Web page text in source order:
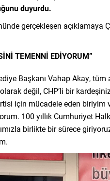
duyurdu.
gerçekleşen açıklamaya
TEMENNİ EDİYORUM”
Başkanı Vahap Akay,
değil, CHP’li bir
için mücadele eden biriyim
100 yıllık Cumhuriyet
birlikte bir sürece